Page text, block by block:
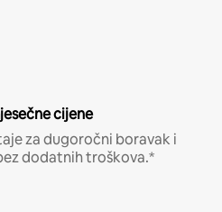
cijene
za dugoročni boravak i
dodatnih troškova.*